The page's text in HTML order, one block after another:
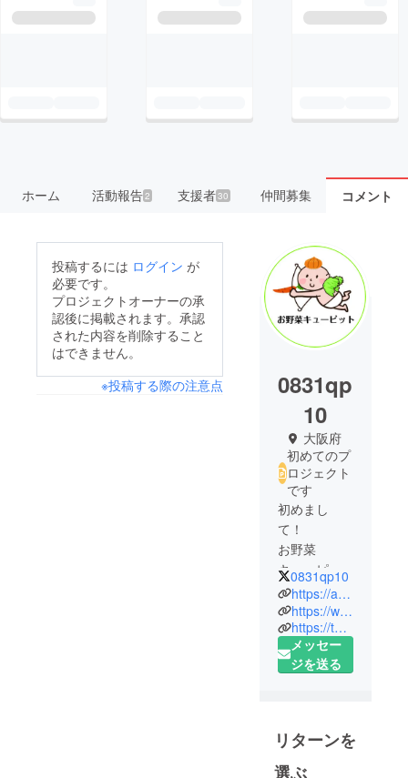
ホーム 活動報告2 支援者30 仲間募集 コメント
投稿するには ログイン が
必要です。
プロジェクトオーナーの承
認後に掲載されます。承認
された内容を削除すること
はできません。
※投稿する際の注意点
0831qp
10
大阪府
初めてのプ
ロジェクト
です
初めまし
て！
お野菜
キューピッ
トとは安心
安全で美味
しい無農
薬、有機野
菜をより多
い、お届け
したい。
農家と人、
0831qp10
https://ameblo.jp/0831qp10
https://www.facebook.com/0831qp10/
https://twitter.com/0831qp10
メッセー
ジを送る
リターンを
選ぶ